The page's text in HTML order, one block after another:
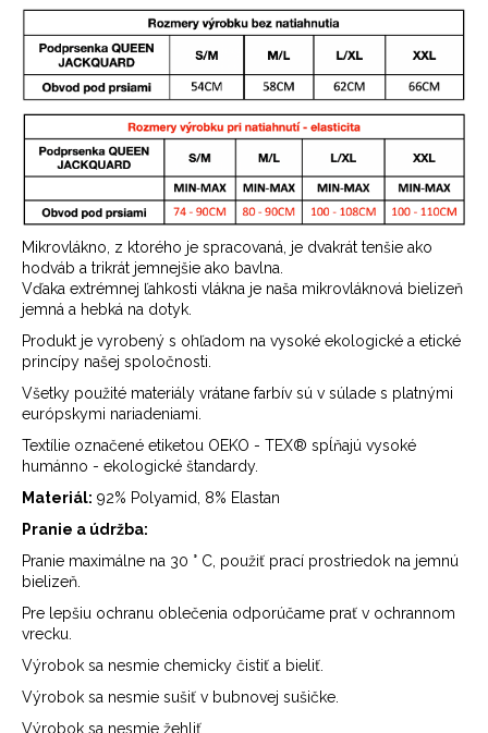
Mikrovlákno, z ktorého je spracovaná, je dvakrát tenšie ako
hodváb a trikrát jemnejšie ako bavlna.
Vďaka extrémnej ľahkosti vlákna je naša mikrovláknová bielizeň
jemná a hebká na dotyk.
Produkt je vyrobený s ohľadom na vysoké ekologické a etické
princípy našej spoločnosti.
Všetky použité materiály vrátane farbív sú v súlade s platnými
európskymi nariadeniami.
Textílie označené etiketou OEKO - TEX®️ spĺňajú vysoké
humánno - ekologické štandardy.
Materiál: 92% Polyamid, 8% Elastan
Pranie a údržba:
Pranie maximálne na 30 ° C, použiť prací prostriedok na jemnú
bielizeň.
Pre lepšiu ochranu oblečenia odporúčame prať v ochrannom
vrecku.
Výrobok sa nesmie chemicky čistiť a bieliť.
Výrobok sa nesmie sušiť v bubnovej sušičke.
Výrobok sa nesmie žehliť.